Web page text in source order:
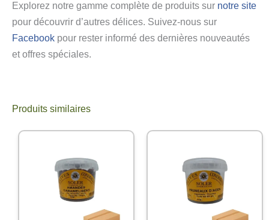
Explorez notre gamme complète de produits sur notre site
pour découvrir d’autres délices. Suivez-nous sur
Facebook pour rester informé des dernières nouveautés
et offres spéciales.
Produits similaires